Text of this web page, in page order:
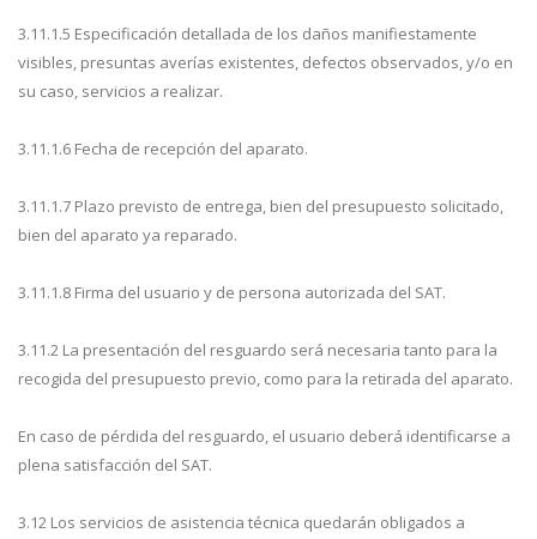
3.11.1.5 Especificación detallada de los daños manifiestamente
visibles, presuntas averías existentes, defectos observados, y/o en
su caso, servicios a realizar.
3.11.1.6 Fecha de recepción del aparato.
3.11.1.7 Plazo previsto de entrega, bien del presupuesto solicitado,
bien del aparato ya reparado.
3.11.1.8 Firma del usuario y de persona autorizada del SAT.
3.11.2 La presentación del resguardo será necesaria tanto para la
recogida del presupuesto previo, como para la retirada del aparato.
En caso de pérdida del resguardo, el usuario deberá identificarse a
plena satisfacción del SAT.
3.12 Los servicios de asistencia técnica quedarán obligados a